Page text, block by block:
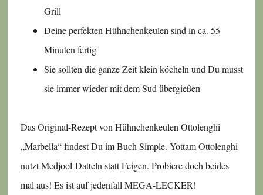
Grill
Deine perfekten Hühnchenkeulen sind in ca. 55
Minuten fertig
Sie sollten die ganze Zeit klein köcheln und Du musst
sie immer wieder mit dem Sud übergießen
Das Original-Rezept von Hühnchenkeulen Ottolenghi
„Marbella“ findest Du im Buch Simple. Yottam Ottolenghi
nutzt Medjool-Datteln statt Feigen. Probiere doch beides
mal aus! Es ist auf jedenfall MEGA-LECKER!